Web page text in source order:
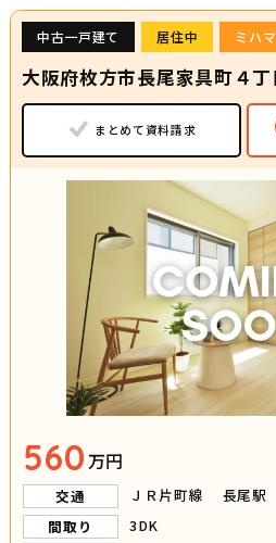
中古一戸建て 居住中 ミハ
大阪府枚方市長尾家具町４丁
まとめて資料請求
560万円
交通
ＪＲ片町線 長尾駅
間取り
3DK